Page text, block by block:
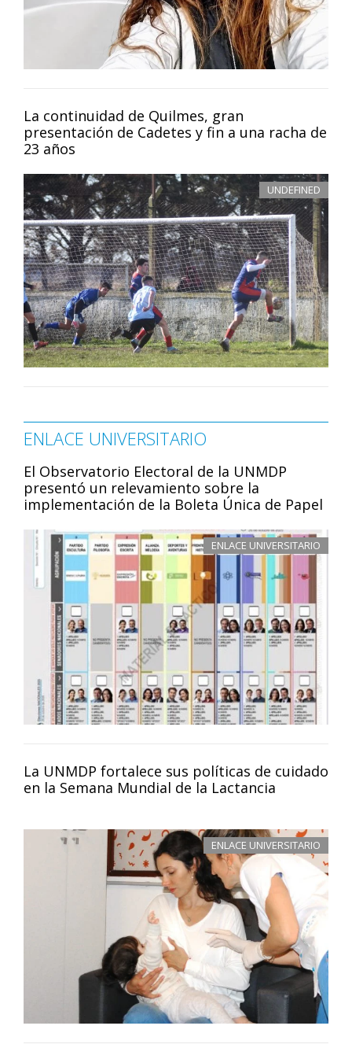
La continuidad de Quilmes, gran
presentación de Cadetes y fin a una racha de
23 años
UNDEFINED
ENLACE UNIVERSITARIO
El Observatorio Electoral de la UNMDP
presentó un relevamiento sobre la
implementación de la Boleta Única de Papel
ENLACE UNIVERSITARIO
La UNMDP fortalece sus políticas de cuidado
en la Semana Mundial de la Lactancia
ENLACE UNIVERSITARIO